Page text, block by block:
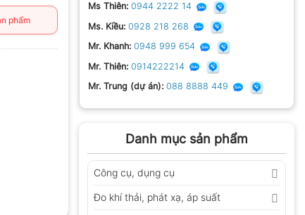
Ms Thiên: 0944 2222 14
Ms. Kiều: 0928 218 268
Mr. Khanh: 0948 999 654
Mr. Thiên: 0914222214
Mr. Trung (dự án): 088 8888 449
Danh mục sản phẩm
Công cụ, dụng cụ
Đo khí thải, phát xạ, áp suất
phẩm